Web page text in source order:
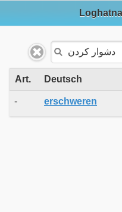
Art. Deutsch
- erschweren